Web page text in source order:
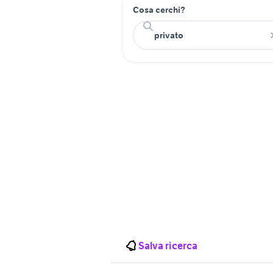
Cosa cerchi?
Salva ricerca